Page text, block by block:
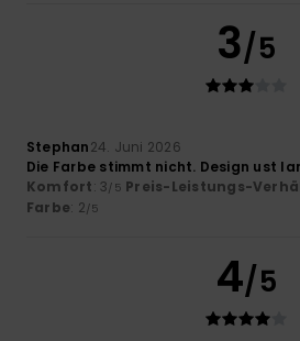
3/5
Stephan24. Juni 2026
Die Farbe stimmt nicht. Design ust
Komfort: 3/5 Preis-Leistungs-
Farbe: 2/5
4/5